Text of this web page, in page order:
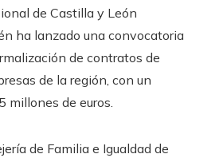
de Castilla y León
ha lanzado una convocatoria
de contratos de
de la región, con un
millones de euros.
de Familia e Igualdad de